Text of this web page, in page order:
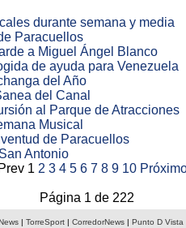
durante semana y media
Paracuellos
a Miguel Ángel Blanco
de ayuda para Venezuela
del Año
del Canal
al Parque de Atracciones
Musical
de Paracuellos
Antonio
Prev 1 2 3 4 5 6 7 8 9 10
Página 1 de 222
| TorreSport| CorredorNews| Punto D Vista